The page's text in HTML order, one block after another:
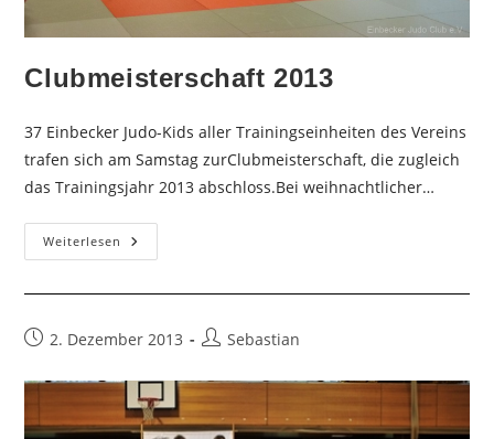
Clubmeisterschaft 2013
37 Einbecker Judo-Kids aller Trainingseinheiten des Vereins
trafen sich am Samstag zurClubmeisterschaft, die zugleich
das Trainingsjahr 2013 abschloss.Bei weihnachtlicher…
Weiterlesen Clubmeisterschaft
2013
Beitrag2. Dezember 2013
Beitrags-
Sebastian